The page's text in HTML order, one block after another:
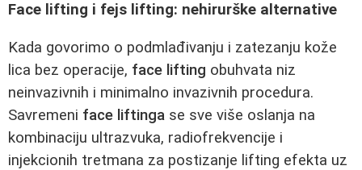
Face lifting i fejs lifting: nehirurške alternative
Kada govorimo o podmlađivanju i zatezanju kože
lica bez operacije, face lifting obuhvata niz
neinvazivnih i minimalno invazivnih procedura.
Savremeni face liftinga se sve više oslanja na
kombinaciju ultrazvuka, radiofrekvencije i
injekcionih tretmana za postizanje lifting efekta uz